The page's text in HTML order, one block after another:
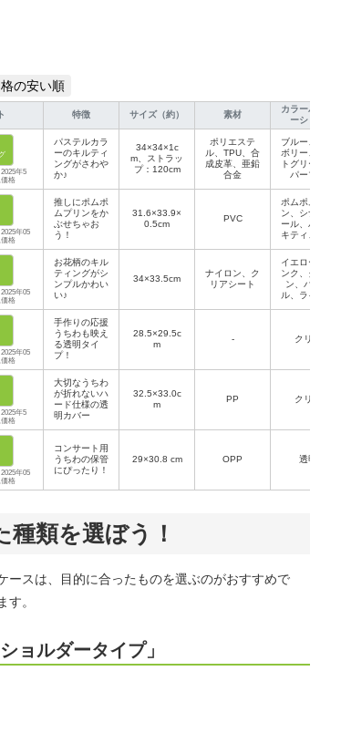
の安い順
特徴 サイズ（約） 素材
カラーバリエ
ーション
年5
価格
パステルカラ
ーのキルティ
ングがさわや
か♪
34×34×1c
m、ストラッ
プ：120cm
ポリエステ
ル、TPU、合
成皮革、亜鉛
合金
ブルー、アイ
ボリー、ミン
トグリーン、
パープル
年05
価格
推しにポムポ
ムプリンをか
ぶせちゃお
う！
31.6×33.9×
0.5cm
PVC
ポムポムプリ
ン、シナモロ
ール、ハロー
キティ、バッ
イメロディ、
リトルツイン
スターズ（キ
キ／ララ）
年05
価格
お花柄のキル
ティングがシ
ンプルかわい
い♪
34×33.5cm
ナイロン、ク
リアシート
イエロー、ピ
ンク、グリー
ン、パープ
ル、ライトブ
年05
価格
手作りの応援
うちわも映え
る透明タイ
プ！
28.5×29.5c
m
- クリア
年5
価格
大切なうちわ
が折れないハ
ード仕様の透
明カバー
32.5×33.0c
m
PP クリア
年05
価格
コンサート用
うちわの保管
にぴったり！
29×30.8 cm OPP 透明
類を選ぼう！
ースは、目的に合ったものを選ぶのがおすすめで
。
ョルダータイプ」